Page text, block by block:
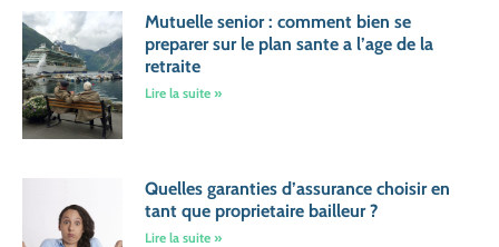
Mutuelle senior : comment bien se
preparer sur le plan sante a l’age de la
retraite
Lire la suite »
Quelles garanties d’assurance choisir en
tant que proprietaire bailleur ?
Lire la suite »